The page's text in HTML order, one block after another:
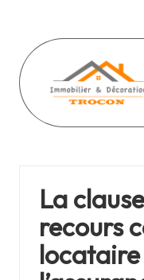
content
I
o
bi
li
La
recours